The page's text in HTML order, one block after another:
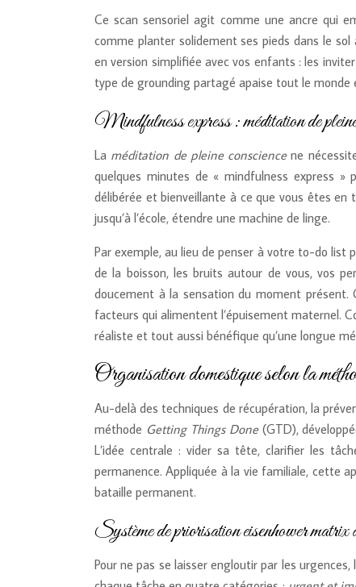
Ce scan sensoriel agit comme une ancre qui
comme planter solidement ses pieds dans le
en version simplifiée avec vos enfants : les
type de grounding partagé apaise tout le
Mindfulness express : méditation de pleine
La méditation de pleine consciencene
quelques minutes de « mindfulness express
délibérée et bienveillante à ce que vous êtes
jusqu’à l’école, étendre une machine de linge.
Par exemple, au lieu de penser à votre to-do list
de la boisson, les bruits autour de vous, vos
doucement à la sensation du moment
facteurs qui alimentent l’épuisement maternel.
réaliste et tout aussi bénéfique qu’une longue
Organisation domestique selon la
Au-delà des techniques de récupération, la
méthode Getting Things Done(GTD),
L’idée centrale : vider sa tête, clarifier les
permanence. Appliquée à la vie familiale, cette
bataille permanent.
Système de priorisation eisenhower matrix
Pour ne pas se laisser engloutir par les